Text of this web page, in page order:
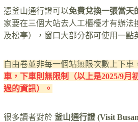
憑釜山通行證可以免費兌換一張當天
家要在三個大站去人工櫃檯才有辦法
及松亭），窗口大部分都可使用一點
自由卷並非每一個站無限次數上下車
車，下車則無限制（以上是2025/9月
過的資訊）。
很多讀者對於 釜山通行證 (Visit